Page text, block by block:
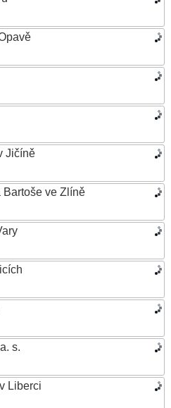
Jičíně
Bartoše ve Zlíně
s.
Liberci